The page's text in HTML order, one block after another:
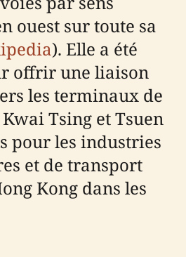
ouest sur toute sa
). Elle a été
offrir une liaison
les terminaux de
Tsing et Tsuen
pour les industries
et de transport
Kong dans les